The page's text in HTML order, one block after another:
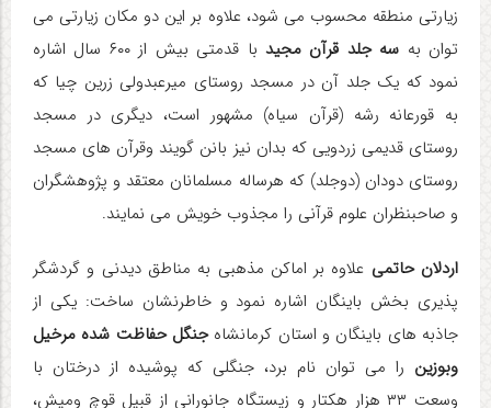
زیارتی منطقه محسوب می شود، علاوه بر این دو مکان زیارتی می
توان به سه جلد قرآن مجید
با قدمتی بیش از ۶۰۰ سال اشاره
نمود که یک جلد آن در مسجد روستای میرعبدولی زرین چیا که
به قورعانه رشه (قرآن سیاه) مشهور است، دیگری در مسجد
روستای قدیمی زردویی که بدان نیز بانن گویند وقرآن های مسجد
روستای دودان (دوجلد) که هرساله مسلمانان معتقد و پژوهشگران
و صاحبنظران علوم قرآنی را مجذوب خویش می نمایند.
اردلان حاتمی علاوه بر اماکن مذهبی به مناطق دیدنی و گردشگر
پذیری بخش باینگان اشاره نمود و خاطرنشان ساخت: یکی از
جاذبه های باینگان و استان کرمانشاهجنگل حفاظت شده مرخیل
وبوزین را می توان نام برد، جنگلی که پوشیده از درختان با
وسعت ۳۳ هزار هکتار و زیستگاه جانورانی از قبیل قوچ ومیش،